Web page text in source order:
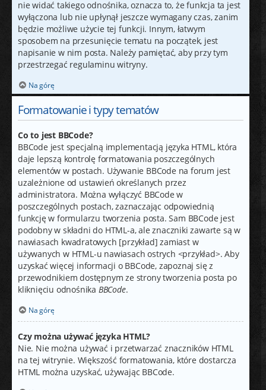
nie widać takiego odnośnika, oznacza to, że funkcja ta jest
wyłączona lub nie upłynął jeszcze wymagany czas, zanim
będzie możliwe użycie tej funkcji. Innym, łatwym
sposobem na przesunięcie tematu na początek, jest
napisanie w nim posta. Należy pamiętać, aby przy tym
przestrzegać regulaminu witryny.
Na górę
Formatowanie i typy tematów
Co to jest BBCode?
BBCode jest specjalną implementacją języka HTML, która
daje lepszą kontrolę formatowania poszczególnych
elementów w postach. Używanie BBCode na forum jest
uzależnione od ustawień określanych przez
administratora. Można wyłączyć BBCode w
poszczególnych postach, zaznaczając odpowiednią
funkcję w formularzu tworzenia posta. Sam BBCode jest
podobny w składni do HTML-a, ale znaczniki zawarte są w
nawiasach kwadratowych [przykład] zamiast w
używanych w HTML-u nawiasach ostrych <przykład>. Aby
uzyskać więcej informacji o BBCode, zapoznaj się z
przewodnikiem dostępnym ze strony tworzenia posta po
kliknięciu odnośnika BBCode.
Na górę
Czy można używać języka HTML?
Nie. Nie można używać i przetwarzać znaczników HTML
na tej witrynie. Większość formatowania, które dostarcza
HTML można uzyskać, używając BBCode.